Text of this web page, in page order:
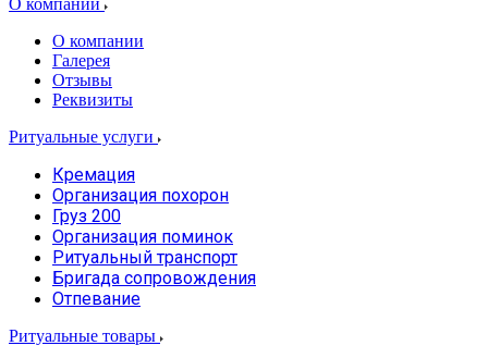
О компании
Галерея
Отзывы
Реквизиты
Ритуальные услуги
Кремация
Организация похорон
Груз 200
Организация поминок
Ритуальный транспорт
Бригада сопровождения
Отпевание
Ритуальные товары